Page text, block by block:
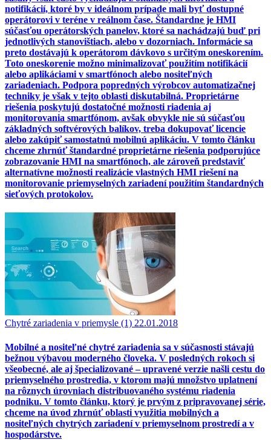
notifikácií, ktoré by v ideálnom prípade mali byť dostupné
operátorovi v teréne v reálnom čase. Štandardne je HMI
súčasťou operátorských panelov, ktoré sa nachádzajú buď pri
jednotlivých stanovištiach, alebo v dozorniach. Informácie sa
preto dostávajú k operátorom dávkovo s určitým oneskorením.
Toto oneskorenie možno minimalizovať použitím notifikácií
alebo aplikáciami v smartfónoch alebo nositeľných
zariadeniach. Podpora popredných výrobcov automatizačnej
techniky je však v tejto oblasti diskutabilná. Proprietárne
riešenia poskytujú dostatočné možnosti riadenia aj
monitorovania smartfónom, avšak obvykle nie sú súčasťou
základných softvérových balíkov, treba dokupovať licencie
alebo zakúpiť samostatnú mobilnú aplikáciu. V tomto článku
chceme zhrnúť štandardné proprietárne riešenia podporujúce
zobrazovanie HMI na smartfónoch, ale zároveň predstaviť
alternatívne možnosti realizácie vlastných HMI riešení na
monitorovanie priemyselných zariadení použitím štandardných
sieťových protokolov.
Chytré zariadenia v priemysle (1) 22.01.2018
Mobilné a nositeľné chytré zariadenia sa v súčasnosti stávajú
bežnou výbavou moderného človeka. V posledných rokoch si
všeobecné, ale aj špecializované – upravené verzie našli cestu do
priemyselného prostredia, v ktorom majú množstvo uplatnení
na rôznych úrovniach distribuovaného systému riadenia
podniku. V tomto článku, ktorý je prvým z pripravovanej série,
chceme na úvod zhrnúť oblasti využitia mobilných a
nositeľných chytrých zariadení v priemyselnom prostredí a v
hospodárstve.